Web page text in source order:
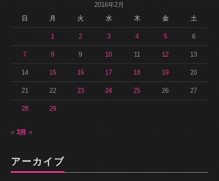
2016年2月
日
月 火 水 木 金 土
1 2 3 4 5 6
7 8 9 10 11 12 13
14 15 16 17 18 19 20
21 22 23 24 25 26 27
28 29
« 1月3月 »
アーカイブ